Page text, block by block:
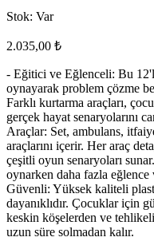
Stok: Var
2.035,00 ₺
- Eğitici ve Eğlenceli: Bu
oynayarak problem çözme
Farklı kurtarma araçları,
gerçek hayat senaryolarını
Araçlar: Set, ambulans,
araçlarını içerir. Her araç
çeşitli oyun senaryoları
oynarken daha fazla eğlence
Güvenli: Yüksek kaliteli
dayanıklıdır. Çocuklar için
keskin köşelerden ve tehlikeli
uzun süre solmadan kalır.